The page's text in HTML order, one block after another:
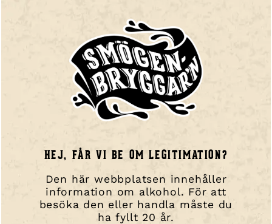
HEJ, FÅR VI BE OM LEGITIMATION?
Den här webbplatsen innehåller
information om alkohol. För att
besöka den eller handla måste du
ha fyllt 20 år.
NAVIGERA DIG
Våra ölsorter!
Besök oss / Taproom
Portal
Kassa
Kontakta oss